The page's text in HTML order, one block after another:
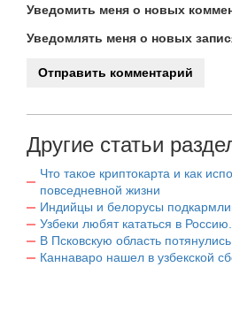
Уведомить меня о новых
Уведомлять меня о новых
Другие статьи
Что такое криптокарта и как
повседневной жизни
Индийцы и белорусы
Узбеки любят кататься в Россию.
В Псковскую область
Каннаваро нашел в узбекской